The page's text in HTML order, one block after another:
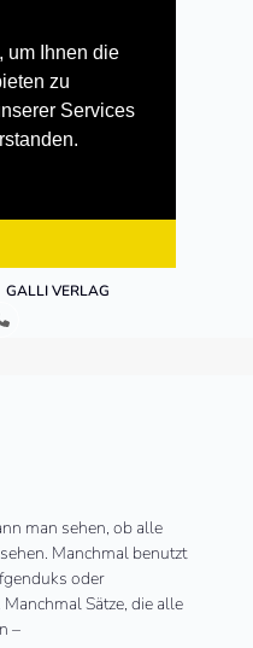
um Ihnen die
zu
Services
GALLI VERLAG
Telefon
man sehen, ob alle
Manchmal benutzt
oder
Sätze, die alle
–